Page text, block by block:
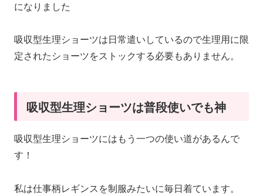
になりました
吸収型生理ショーツは日常遣いしているので生理用に限
定されたショーツをストックする必要もありません。
吸収型生理ショーツは普段使いでも神
吸収型生理ショーツにはもう一つの使い道があるんで
す！
私は仕事柄レギンスを制服みたいに毎日着ています。